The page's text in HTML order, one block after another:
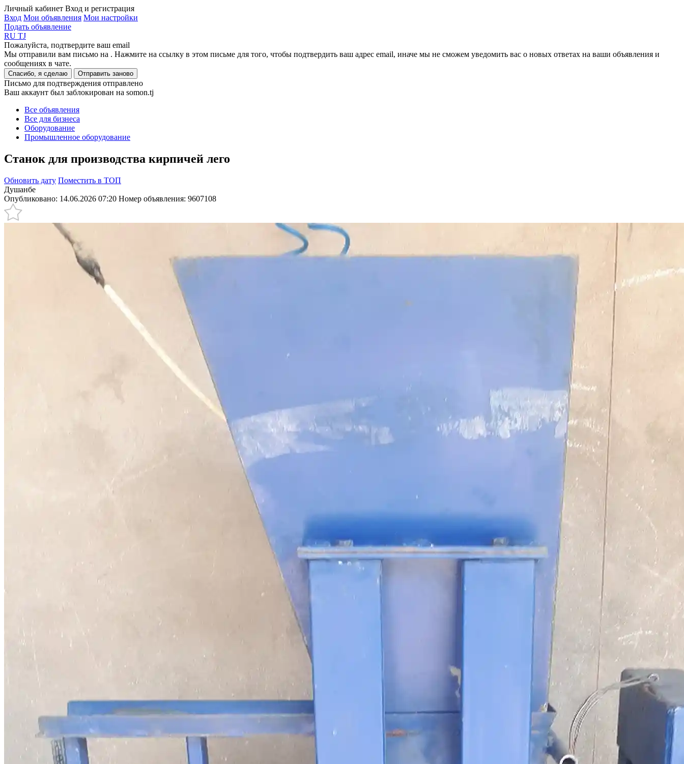
Личный кабинет Вход и регистрация
Вход Мои объявления Мои настройки
Подать объявление
RU TJ
Пожалуйста, подтвердите ваш email
Мы отправили вам письмо на . Нажмите на ссылку в этом письме для того, чтобы подтвердить ваш адрес email, иначе мы не сможем уведомить вас о новых ответах на ваши объявления и
сообщениях в чате.
Спасибо, я сделаю Отправить заново
Письмо для подтверждения отправлено
Ваш аккаунт был заблокирован на somon.tj
Все объявления
Все для бизнеса
Оборудование
Промышленное оборудование
Станок для производства кирпичей лего
Обновить дату Поместить в ТОП
Душанбе
Опубликовано: 14.06.2026 07:20 Номер объявления: 9607108